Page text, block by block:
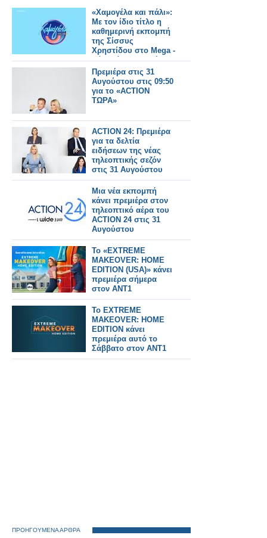
«Χαμογέλα και πάλι»:
Με τον ίδιο τίτλο η
καθημερινή εκπομπή
της Σίσσυς
Χρηστίδου στο Mega -
Πότε κάνει πρεμιέρα;
Πρεμιέρα στις 31
Αυγούστου στις 09:50
για το «ACTION
ΤΩΡΑ»
ACTION 24: Πρεμιέρα
για τα δελτία
ειδήσεων της νέας
τηλεοπτικής σεζόν
στις 31 Αυγούστου
Μια νέα εκπομπή
κάνει πρεμιέρα στον
τηλεοπτικό αέρα του
ACTION 24 στις 31
Αυγούστου
Το «EXTREME
MAKEOVER: HOME
EDITION (USA)» κάνει
πρεμιέρα σήμερα
στον ΑΝΤ1
Το EXTREME
MAKEOVER: HOME
EDITION κάνει
πρεμιέρα αυτό το
Σάββατο στον ΑΝΤ1
ΠΡΟΗΓΟΥΜΕΝΑ ΑΡΘΡΑ